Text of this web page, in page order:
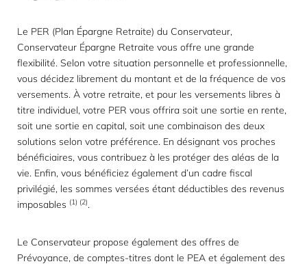
Le PER (Plan Épargne Retraite) du Conservateur,
Conservateur Épargne Retraite vous offre une grande
flexibilité. Selon votre situation personnelle et professionnelle,
vous décidez librement du montant et de la fréquence de vos
versements. À votre retraite, et pour les versements libres à
titre individuel, votre PER vous offrira soit une sortie en rente,
soit une sortie en capital, soit une combinaison des deux
solutions selon votre préférence. En désignant vos proches
bénéficiaires, vous contribuez à les protéger des aléas de la
vie. Enfin, vous bénéficiez également d’un cadre fiscal
privilégié, les sommes versées étant déductibles des revenus
imposables (1) (2).
Le Conservateur propose également des offres de
Prévoyance, de comptes-titres dont le PEA et également des